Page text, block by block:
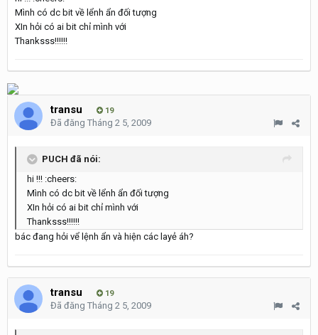
Mình có dc bit về lểnh ẩn đối tượng
XIn hỏi có ai bit chỉ mình với
Thanksss!!!!!!
transu 19
Đã đăng Tháng 2 5, 2009
PUCH đã nói:
hi !!! :cheers:
Mình có dc bit về lểnh ẩn đối tượng
XIn hỏi có ai bit chỉ mình với
Thanksss!!!!!!
bác đang hỏi vể lệnh ẩn và hiện các layẻ áh?
transu 19
Đã đăng Tháng 2 5, 2009